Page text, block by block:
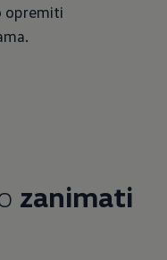
opremiti
zanimati